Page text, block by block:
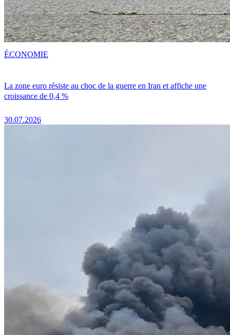
La zone euro résiste au choc de la guerre en Iran et affiche une
croissance de 0,4 %
30.07.2026
ÉCONOMIE